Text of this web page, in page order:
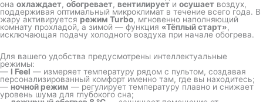
она охлаждает, обогревает, вентилирует и осушает воздух,
поддерживая оптимальный микроклимат в течение всего года. В
жару активируется режим Turbo, мгновенно наполняющий
комнату прохладой, а зимой — функция «Тёплый старт»,
исключающая подачу холодного воздуха при начале обогрева.
Для вашего удобства предусмотрены интеллектуальные
режимы:
— I Feel — измеряет температуру рядом с пультом, создавая
персонализированный комфорт именно там, где вы находитесь;
—ночной режим — регулирует температуру плавно и снижает
уровень шума для глубокого сна;